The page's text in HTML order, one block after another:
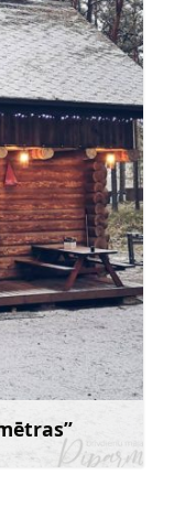
Uzzināt vairāk